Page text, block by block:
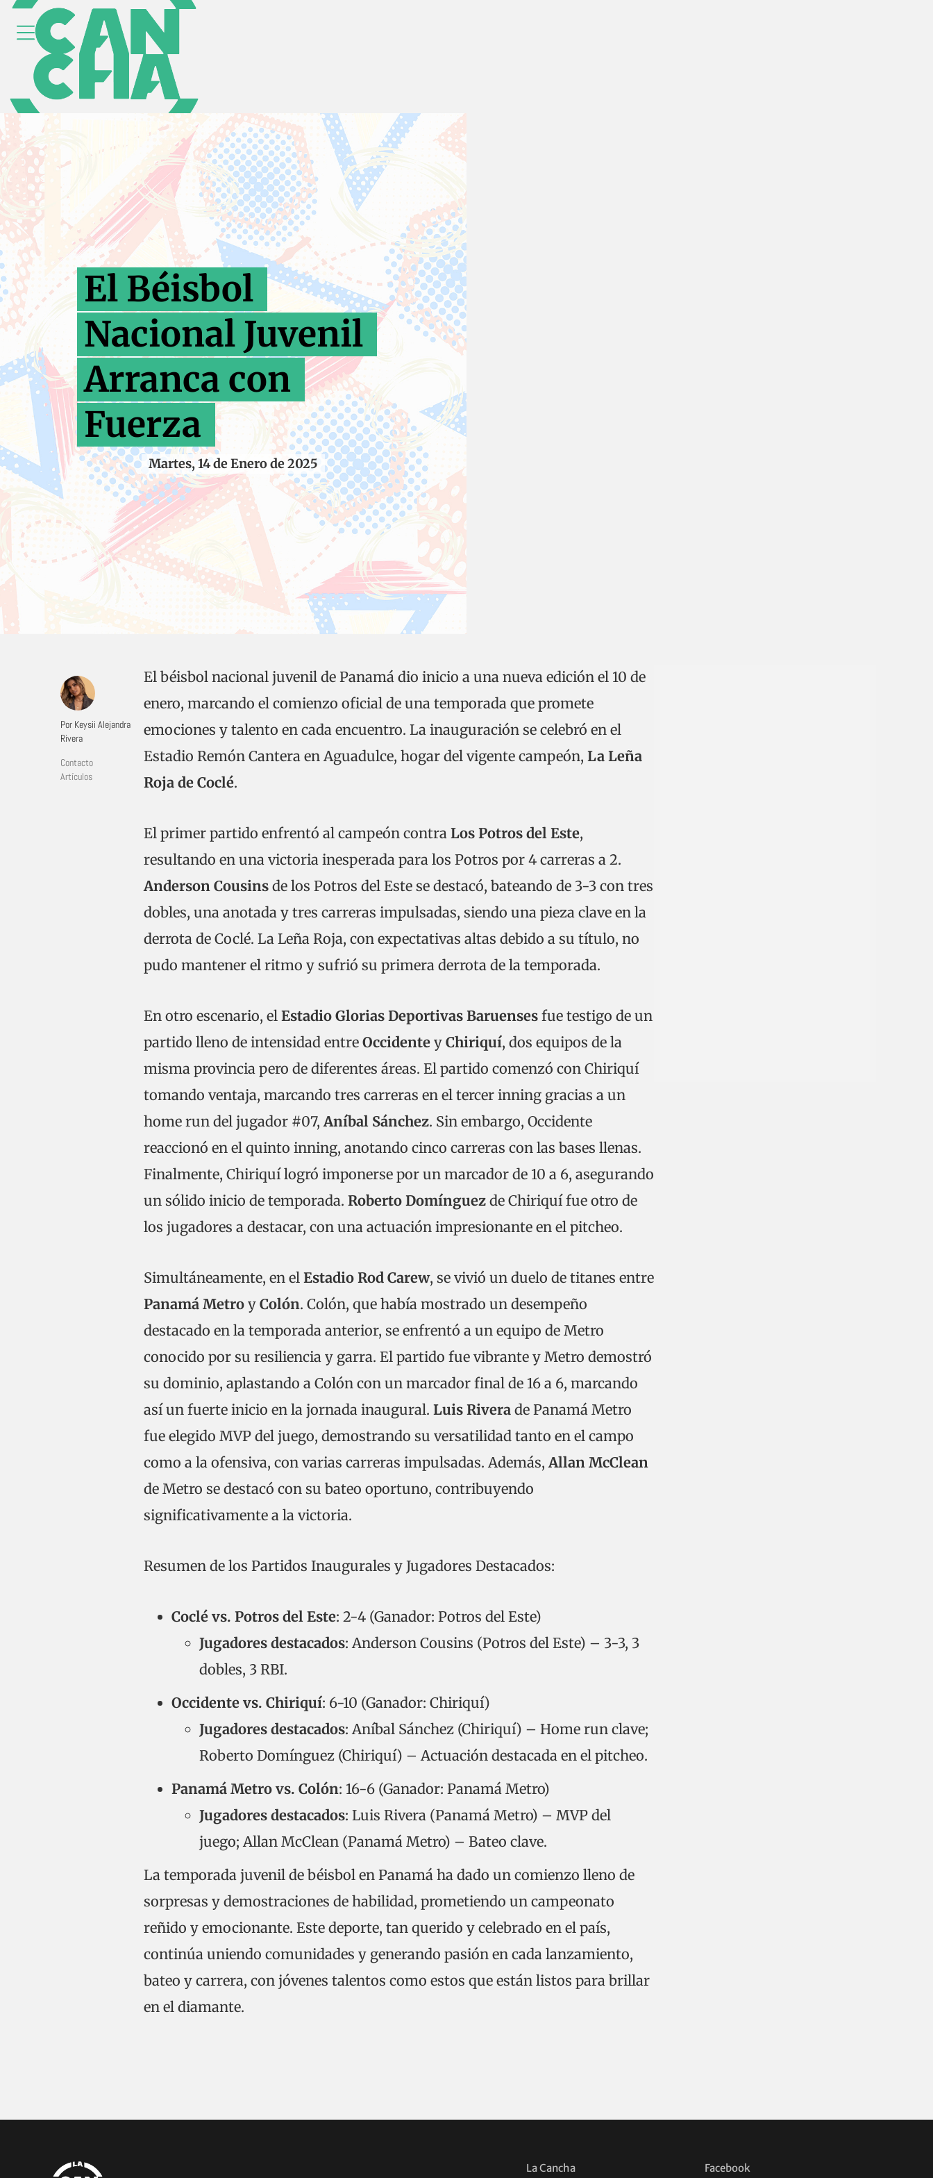
El Béisbol
Nacional Juvenil
Arranca con
Fuerza
Martes, 14 de Enero de 2025
Por Keysii Alejandra
Rivera
Contacto
Artículos
El béisbol nacional juvenil de Panamá dio inicio a una nueva edición el 10 de
enero, marcando el comienzo oficial de una temporada que promete
emociones y talento en cada encuentro. La inauguración se celebró en el
Estadio Remón Cantera en Aguadulce, hogar del vigente campeón, La Leña
Roja de Coclé.
El primer partido enfrentó al campeón contra Los Potros del Este,
resultando en una victoria inesperada para los Potros por 4 carreras a 2.
Anderson Cousins de los Potros del Este se destacó, bateando de 3-3 con tres
dobles, una anotada y tres carreras impulsadas, siendo una pieza clave en la
derrota de Coclé. La Leña Roja, con expectativas altas debido a su título, no
pudo mantener el ritmo y sufrió su primera derrota de la temporada.
En otro escenario, el Estadio Glorias Deportivas Baruenses fue testigo de un
partido lleno de intensidad entre Occidente y Chiriquí, dos equipos de la
misma provincia pero de diferentes áreas. El partido comenzó con Chiriquí
tomando ventaja, marcando tres carreras en el tercer inning gracias a un
home run del jugador #07,Aníbal Sánchez. Sin embargo, Occidente
reaccionó en el quinto inning, anotando cinco carreras con las bases llenas.
Finalmente, Chiriquí logró imponerse por un marcador de 10 a 6, asegurando
un sólido inicio de temporada. Roberto Domínguez de Chiriquí fue otro de
los jugadores a destacar, con una actuación impresionante en el pitcheo.
Simultáneamente, en el Estadio Rod Carew, se vivió un duelo de titanes entre
Panamá Metro y Colón. Colón, que había mostrado un desempeño
destacado en la temporada anterior, se enfrentó a un equipo de Metro
conocido por su resiliencia y garra. El partido fue vibrante y Metro demostró
su dominio, aplastando a Colón con un marcador final de 16 a 6, marcando
así un fuerte inicio en la jornada inaugural. Luis Rivera de Panamá Metro
fue elegido MVP del juego, demostrando su versatilidad tanto en el campo
como a la ofensiva, con varias carreras impulsadas. Además,Allan McClean
de Metro se destacó con su bateo oportuno, contribuyendo
significativamente a la victoria.
Resumen de los Partidos Inaugurales y Jugadores Destacados:
Coclé vs. Potros del Este: 2-4 (Ganador: Potros del Este)
Jugadores destacados: Anderson Cousins (Potros del Este) – 3-3, 3
dobles, 3 RBI.
Occidente vs. Chiriquí: 6-10 (Ganador: Chiriquí)
Jugadores destacados: Aníbal Sánchez (Chiriquí) – Home run clave;
Roberto Domínguez (Chiriquí) – Actuación destacada en el pitcheo.
Panamá Metro vs. Colón: 16-6 (Ganador: Panamá Metro)
Jugadores destacados: Luis Rivera (Panamá Metro) – MVP del
juego; Allan McClean (Panamá Metro) – Bateo clave.
La temporada juvenil de béisbol en Panamá ha dado un comienzo lleno de
sorpresas y demostraciones de habilidad, prometiendo un campeonato
reñido y emocionante. Este deporte, tan querido y celebrado en el país,
continúa uniendo comunidades y generando pasión en cada lanzamiento,
bateo y carrera, con jóvenes talentos como estos que están listos para brillar
en el diamante.
La Cancha Facebook